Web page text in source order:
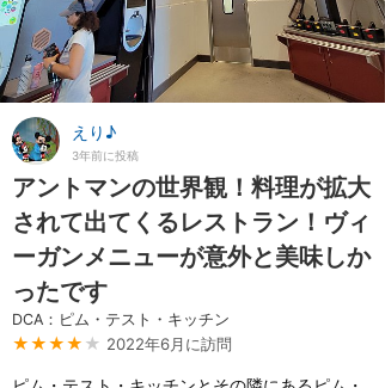
えり♪
3年前に投稿
アントマンの世界観！料理が拡大
されて出てくるレストラン！ヴィ
ーガンメニューが意外と美味しか
ったです
DCA：ピム・テスト・キッチン
★★★★ ★ 2022年6月に訪問